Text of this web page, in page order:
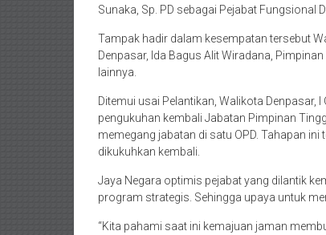
Sunaka, Sp. PD sebagai Pejabat Fungsional
Tampak hadir dalam kesempatan tersebut
Denpasar, Ida Bagus Alit Wiradana,
lainnya.
Ditemui usai Pelantikan, Walikota Denpasar,
pengukuhan kembali Jabatan Pimpinan
memegang jabatan di satu OPD. Tahapan
dikukuhkan kembali.
Jaya Negara optimis pejabat yang dilantik
program strategis. Sehingga upaya untuk
“Kita pahami saat ini kemajuan jaman